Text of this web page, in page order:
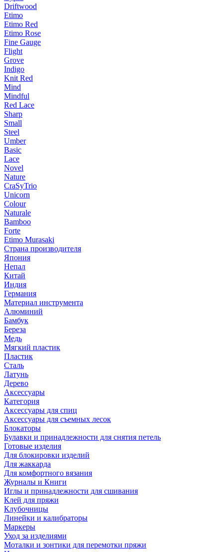
Driftwood
Etimo
Etimo Red
Etimo Rose
Fine Gauge
Flight
Grove
Indigo
Knit Red
Mind
Mindful
Red Lace
Sharp
Small
Steel
Umber
Basic
Lace
Novel
Nature
CraSyTrio
Unicorn
Colour
Naturale
Bamboo
Forte
Etimo Murasaki
Страна производителя
Япония
Непал
Китай
Индия
Германия
Материал инструмента
Алюминий
Бамбук
Береза
Медь
Мягкий пластик
Пластик
Сталь
Латунь
Дерево
Аксессуары
Категория
Аксессуары для спиц
Аксессуары для съемных лесок
Блокаторы
Булавки и принадлежности для снятия петель
Готовые изделия
Для блокировки изделий
Для жаккарда
Для комфортного вязания
Журналы и Книги
Иглы и принадлежности для сшивания
Клей для пряжи
Клубочницы
Линейки и калибраторы
Маркеры
Уход за изделиями
Моталки и зонтики для перемотки пряжи